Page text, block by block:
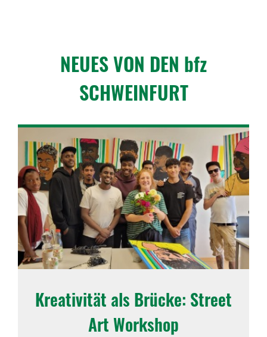
NEUES VON DEN bfz
SCHWEIN­FURT
Krea­ti­vität als Brücke: Street
Art Work­shop